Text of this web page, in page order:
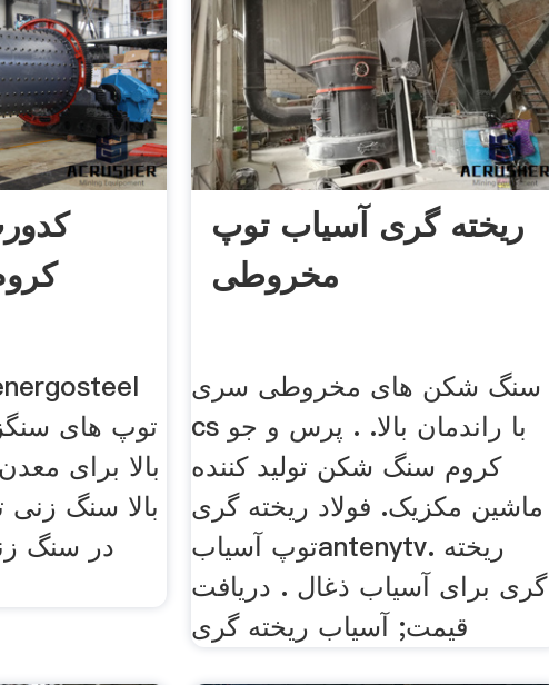
توپ های
بالا برای
بالا سنگ
در سنگ
ریخته گری آسیاب توپ
مخروطی
سنگ شکن های مخروطی سری
cs با راندمان بالا. . پرس و جو
کروم سنگ شکن تولید کننده
ماشین مکزیک. فولاد ریخته گری
توپ آسیابantenytv. ریخته
گری برای آسیاب ذغال . دریافت
قیمت; آسیاب ریخته گری